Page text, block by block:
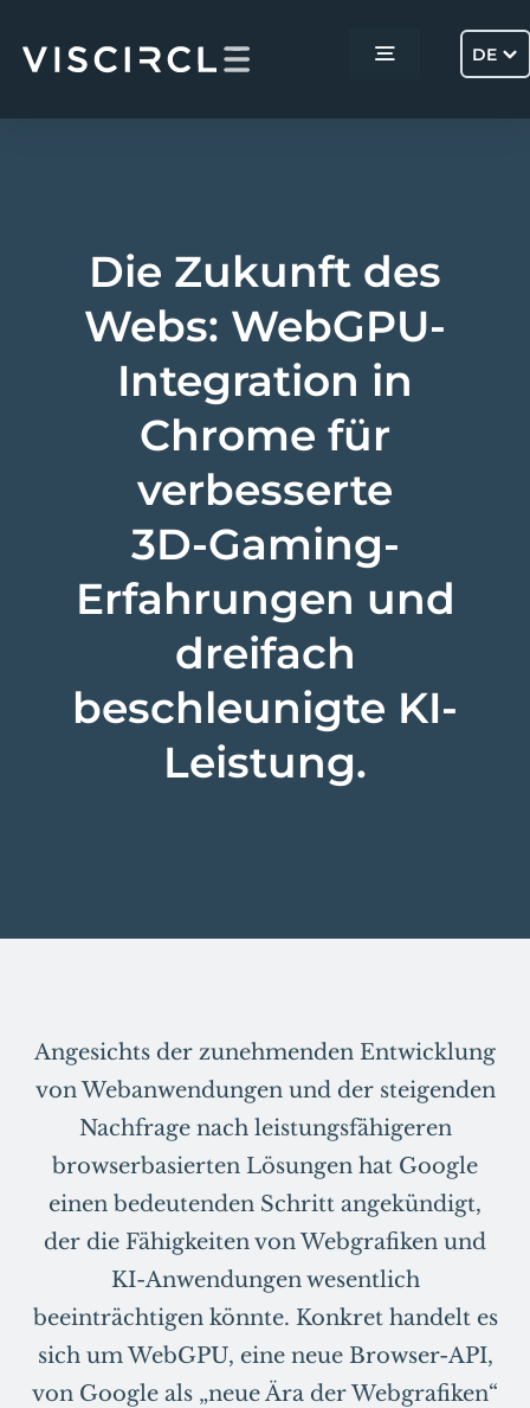
Toggle
Projekte
Über uns
DE
Die Zukunft des
Webs: WebGPU-
Integration in
Chrome für
verbesserte
3D-Gaming-
Erfahrungen und
dreifach
beschleunigte KI-
Leistung.
Angesichts der zunehmenden Entwicklung
von Webanwendungen und der steigenden
Nachfrage nach leistungsfähigeren
browserbasierten Lösungen hat Google
einen bedeutenden Schritt angekündigt,
der die Fähigkeiten von Webgrafiken und
KI-Anwendungen wesentlich
beeinträchtigen könnte. Konkret handelt es
sich um WebGPU, eine neue Browser-API,
von Google als „neue Ära der Webgrafiken“